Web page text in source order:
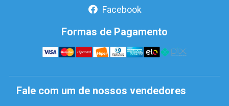
Facebook
Formas de Pagamento
Fale com um de nossos vendedores